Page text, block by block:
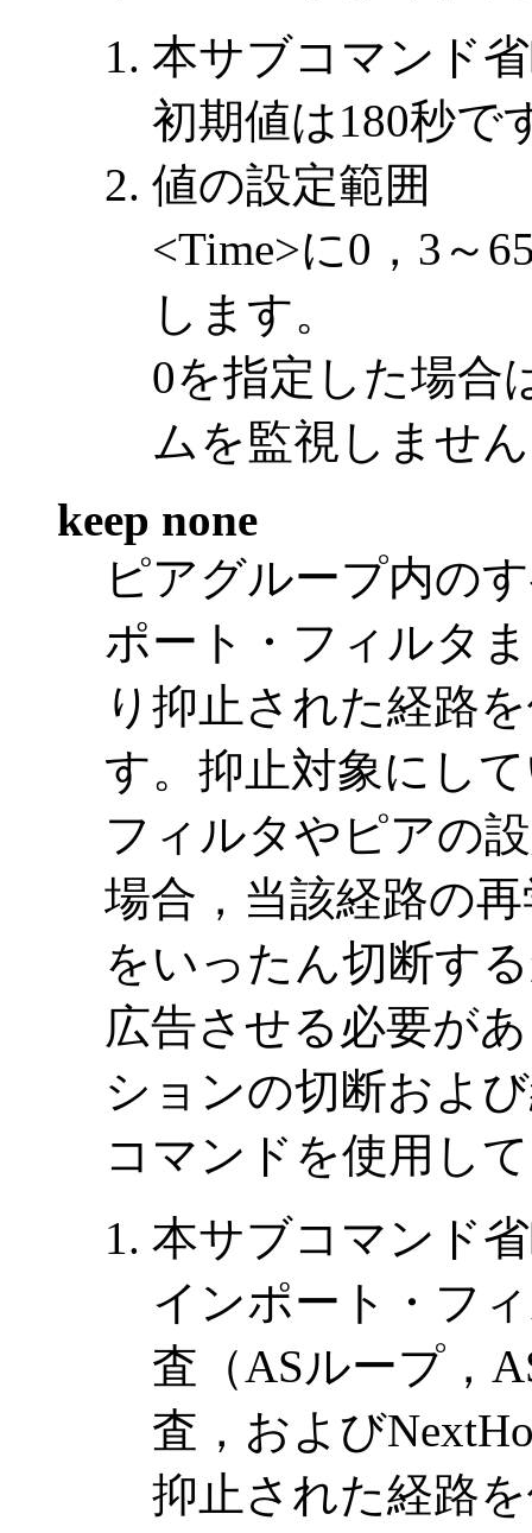
本サブコマンド
初期値は180秒で
値の設定範囲
<Time>に0，3～
します。
0を指定した場合
ムを監視しませ
keep none
ピアグループ内の
ポート・フィルタ
り抑止された経路
す。抑止対象にし
フィルタやピアの
場合，当該経路の
をいったん切断す
広告させる必要が
ションの切断およ
コマンドを使用し
本サブコマンド
インポート・フ
査（ASループ，
査，および
抑止された経路